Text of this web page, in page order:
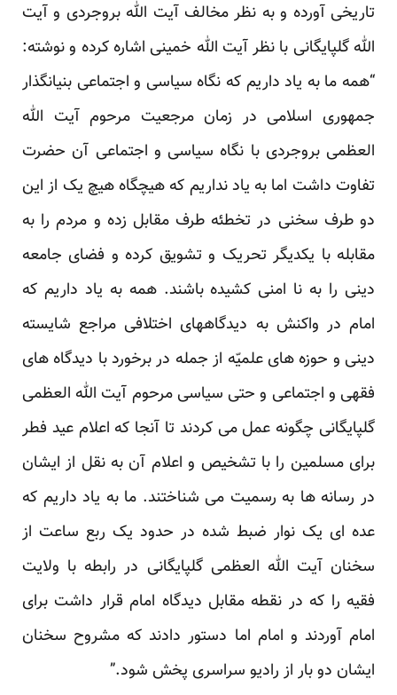
تاریخی آورده و به نظر مخالف آیت الله بروجردی و آیت
الله گلپایگانی با نظر آیت الله خمینی اشاره کرده و نوشته:
“همه ما به یاد داریم که نگاه سیاسی و اجتماعی بنیانگذار
جمهوری اسلامی در زمان مرجعیت مرحوم آیت الله
العظمی بروجردی با نگاه سیاسی و اجتماعی آن حضرت
تفاوت داشت اما به یاد نداریم که هیچگاه هیچ یک از این
دو طرف سخنی در تخطئه طرف مقابل زده و مردم را به
مقابله با یکدیگر تحریک و تشویق کرده و فضای جامعه
دینی را به نا امنی کشیده باشند. همه به یاد داریم که
امام در واکنش به دیدگاههای اختلافی مراجع شایسته
دینی و حوزه های علمیّه از جمله در برخورد با دیدگاه های
فقهی و اجتماعی و حتی سیاسی مرحوم آیت الله العظمی
گلپایگانی چگونه عمل می کردند تا آنجا که اعلام عید فطر
برای مسلمین را با تشخیص و اعلام آن به نقل از ایشان
در رسانه ها به رسمیت می شناختند. ما به یاد داریم که
عده ای یک نوار ضبط شده در حدود یک ربع ساعت از
سخنان آیت الله العظمی گلپایگانی در رابطه با ولایت
فقیه را که در نقطه مقابل دیدگاه امام قرار داشت برای
امام آوردند و امام اما دستور دادند که مشروح سخنان
ایشان دو بار از رادیو سراسری پخش شود.”